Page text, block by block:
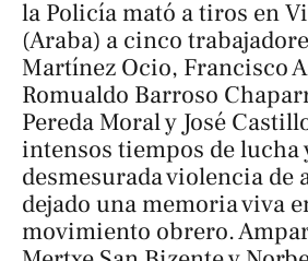
la Policía mató a tiros en
(Araba) a cinco
Martínez Ocio, Francisco
Romualdo Barroso
Pereda Moral y José
intensos tiempos de lucha
desmesurada violencia de
dejado una memoria viva
movimiento obrero.